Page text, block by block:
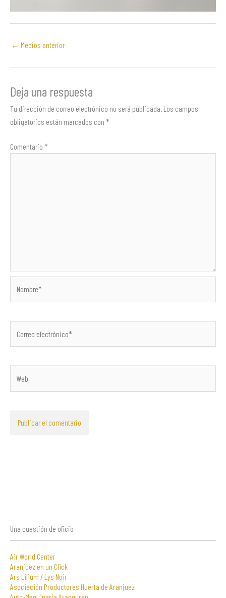
← Medios anterior
Deja una respuesta
Tu dirección de correo electrónico no será publicada. Los campos
obligatorios están marcados con *
Comentario *
electrónico*
Una cuestión de oficio
Air World Center
Aranjuez en un Click
Ars Lilium / Lys Noir
Asociación Productores Huerta de Aranjuez